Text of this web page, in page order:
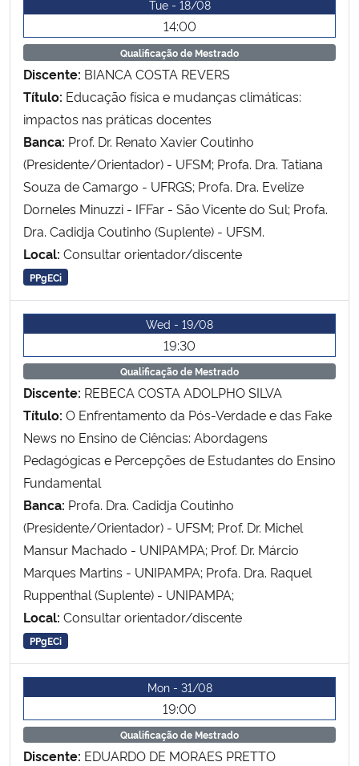
Ministério da Cidadania
Ministério da Saúde
Ministério de Minas e Energia
Ministério da Ciência, Tecnologia, Inovações e Comunicações
Ministério do Meio Ambiente
Ministério do Turismo
Ministério do Desenvolvimento Regional
Controladoria-Geral da União
Ministério da Mulher, da Família e dos Direitos Humanos
Secretaria-Geral
Secretaria de Governo
Gabinete de Segurança Institucional
Advocacia-Geral da União
Banco Central do Brasil
Tue - 18/08
14:00
Qualificação de Mestrado
Discente: BIANCA COSTA REVERS
Título: Educação física e mudanças climáticas:
impactos nas práticas docentes
Banca: Prof. Dr. Renato Xavier Coutinho
(Presidente/Orientador) - UFSM; Profa. Dra. Tatiana
Souza de Camargo - UFRGS; Profa. Dra. Evelize
Dorneles Minuzzi - IFFar - São Vicente do Sul; Profa.
Dra. Cadidja Coutinho (Suplente) - UFSM.
Local: Consultar orientador/discente
PPgECi
Wed - 19/08
19:30
Qualificação de Mestrado
Discente: REBECA COSTA ADOLPHO SILVA
Título: O Enfrentamento da Pós-Verdade e das Fake
News no Ensino de Ciências: Abordagens
Pedagógicas e Percepções de Estudantes do Ensino
Fundamental
Banca: Profa. Dra. Cadidja Coutinho
(Presidente/Orientador) - UFSM; Prof. Dr. Michel
Mansur Machado - UNIPAMPA; Prof. Dr. Márcio
Marques Martins - UNIPAMPA; Profa. Dra. Raquel
Ruppenthal (Suplente) - UNIPAMPA;
Local: Consultar orientador/discente
PPgECi
Mon - 31/08
19:00
Qualificação de Mestrado
Discente: EDUARDO DE MORAES PRETTO